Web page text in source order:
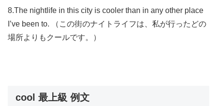
8.The nightlife in this city is cooler than in any other place
I’ve been to. （この街のナイトライフは、私が行ったどの
場所よりもクールです。）
cool 最上級 例文